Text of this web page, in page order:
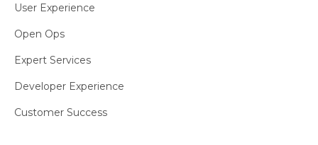
User Experience
Open Ops
Expert Services
Developer Experience
Customer Success